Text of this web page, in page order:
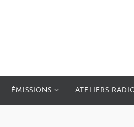
ÉMISSIONS ATELIERS